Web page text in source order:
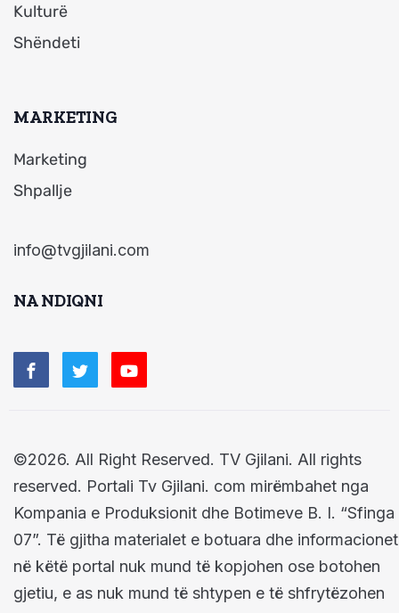
Kulturë
Shëndeti
MARKETING
Marketing
Shpallje
info@tvgjilani.com
NA NDIQNI
©2026. All Right Reserved. TV Gjilani. All rights
reserved. Portali Tv Gjilani. com mirëmbahet nga
Kompania e Produksionit dhe Botimeve B. I. “Sfinga
07”. Të gjitha materialet e botuara dhe informacionet
në këtë portal nuk mund të kopjohen ose botohen
gjetiu, e as nuk mund të shtypen e të shfrytëzohen